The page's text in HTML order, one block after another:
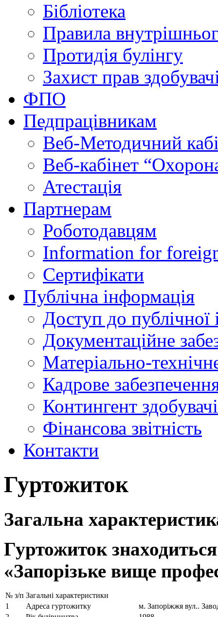
Бібліотека
Правила
Протидія булінгу
Захист прав
ФПО
Педпрацівникам
Веб-Методичний
Веб-кабінет
Атестація
Партнерам
Роботодавцям
Information for
Сертифікати
Публічна інформація
Доступ до публічної
Документаційне
Матеріально-
Кадрове
Контингент
Фінансова звітність
Контакти
Гуртожиток
Загальна
Гуртожиток
«Запорізьке вище
№ з/п Загальні характеристики
1
Адреса гуртожитку
м. Запоріжжя вул..